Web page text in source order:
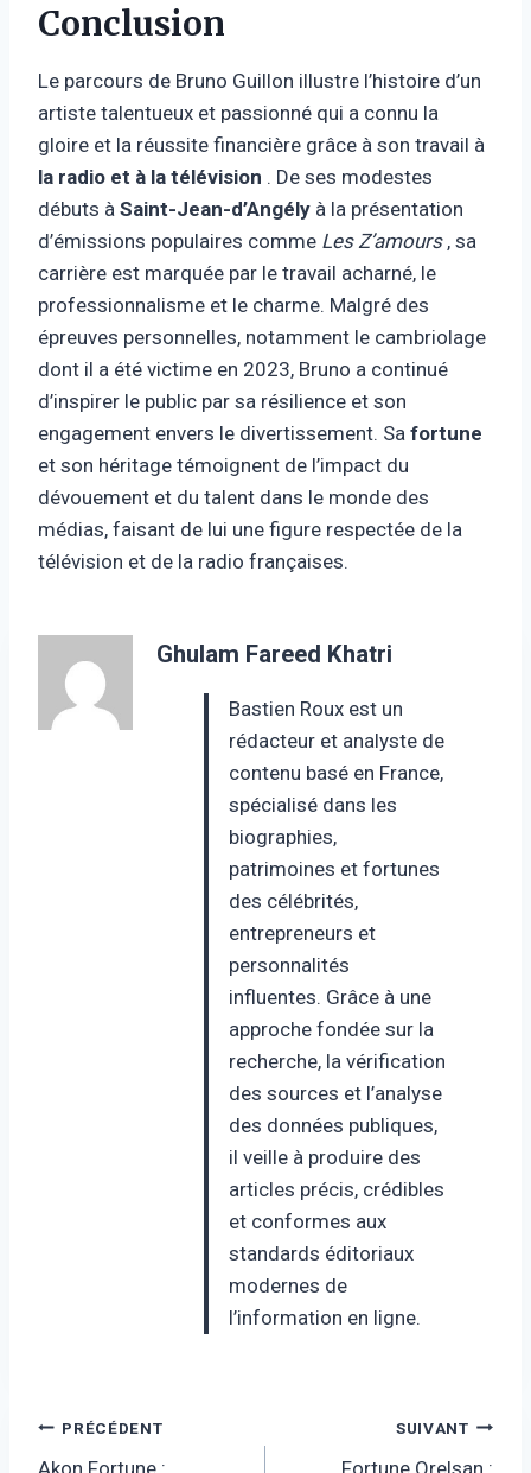
Conclusion
Le parcours de Bruno Guillon illustre l’histoire d’un
artiste talentueux et passionné qui a connu la
gloire et la réussite financière grâce à son travail à
la radio et à la télévision . De ses modestes
débuts à Saint-Jean-d’Angély à la présentation
d’émissions populaires comme Les Z’amours, sa
carrière est marquée par le travail acharné, le
professionnalisme et le charme. Malgré des
épreuves personnelles, notamment le cambriolage
dont il a été victime en 2023, Bruno a continué
d’inspirer le public par sa résilience et son
engagement envers le divertissement. Sa fortune
et son héritage témoignent de l’impact du
dévouement et du talent dans le monde des
médias, faisant de lui une figure respectée de la
télévision et de la radio françaises.
Ghulam Fareed Khatri
Bastien Roux est un
rédacteur et analyste de
contenu basé en France,
spécialisé dans les
biographies,
patrimoines et fortunes
des célébrités,
entrepreneurs et
personnalités
influentes. Grâce à une
approche fondée sur la
recherche, la vérification
des sources et l’analyse
des données publiques,
il veille à produire des
articles précis, crédibles
et conformes aux
standards éditoriaux
modernes de
l’information en ligne.
Navigation
PRÉCÉDENT SUIVANT